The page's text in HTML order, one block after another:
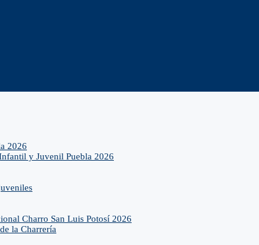
2026
y Juvenil Puebla 2026
Charro San Luis Potosí 2026
la Charrería